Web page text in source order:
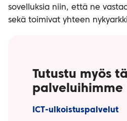
sovelluksia niin, että ne
sekä toimivat yhteen
Tutustu myös
palveluihimme
ICT-ulkoistuspalvelut